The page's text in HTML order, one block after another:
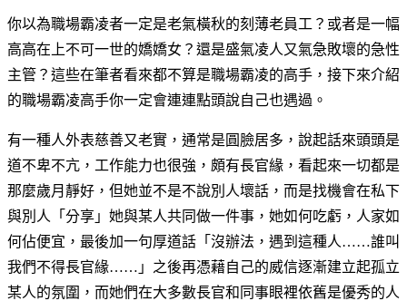
你以為職場霸凌者一定是老氣橫秋的刻薄老員工？或者是一幅
高高在上不可一世的嬌嬌女？還是盛氣凌人又氣急敗壞的急性
主管？這些在筆者看來都不算是職場霸凌的高手，接下來介紹
的職場霸凌高手你一定會連連點頭說自己也遇過。
有一種人外表慈善又老實，通常是圓臉居多，說起話來頭頭是
道不卑不亢，工作能力也很強，頗有長官緣，看起來一切都是
那麼歲月靜好，但她並不是不說別人壞話，而是找機會在私下
與別人「分享」她與某人共同做一件事，她如何吃虧，人家如
何佔便宜，最後加一句厚道話「沒辦法，遇到這種人……誰叫
我們不得長官緣……」之後再憑藉自己的威信逐漸建立起孤立
某人的氛圍，而她們在大多數長官和同事眼裡依舊是優秀的人